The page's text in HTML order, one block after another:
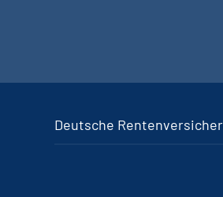
Deutsche